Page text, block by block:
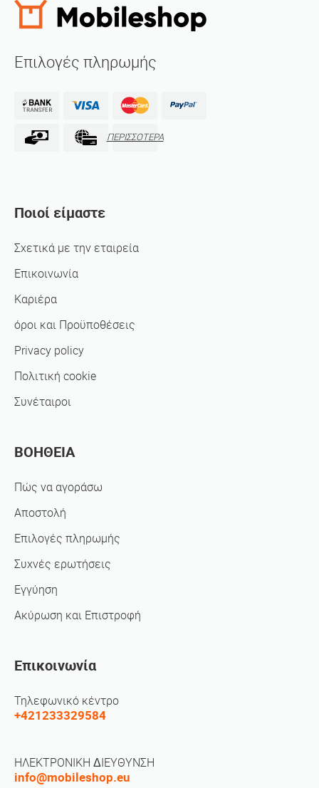
Επιλογές πληρωμής
ΠΕΡΙΣΣΟΤΕΡΑ
Ποιοί είμαστε
Σχετικά με την εταιρεία
Επικοινωνία
Καριέρα
όροι και Προϋποθέσεις
Privacy policy
Πολιτική cookie
Συνέταιροι
ΒΟΗΘΕΙΑ
Πώς να αγοράσω
Αποστολή
Επιλογές πληρωμής
Συχνές ερωτήσεις
Εγγύηση
Ακύρωση και Επιστροφή
Επικοινωνία
Τηλεφωνικό κέντρο
+421233329584
ΗΛΕΚΤΡΟΝΙΚΗ ΔΙΕΥΘΥΝΣΗ
info@mobileshop.eu